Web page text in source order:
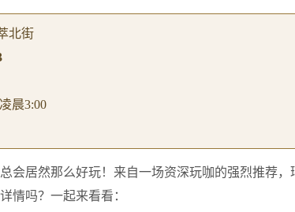
北街
晨3:00
会居然那么好玩！来自一场资深玩咖的强烈推荐
情吗？一起来看看：